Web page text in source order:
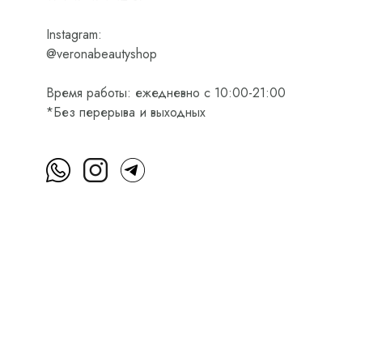
Instagram:
@veronabeautyshop
Время работы: ежедневно с 10:00-21:00
*Без перерыва и выходных